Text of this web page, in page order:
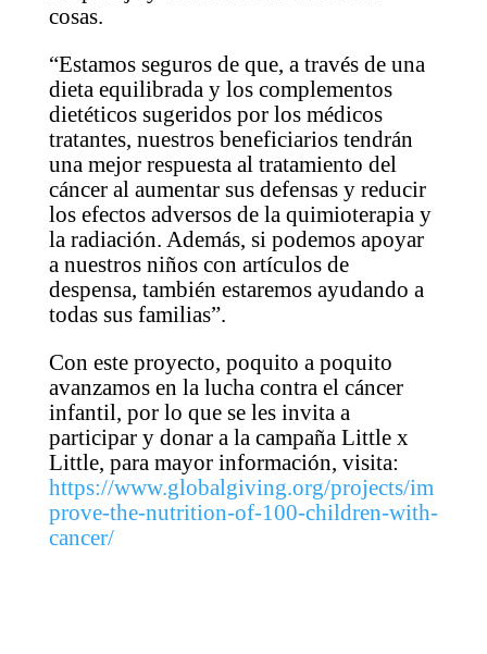
cosas.
“Estamos seguros de que, a través de una
dieta equilibrada y los complementos
dietéticos sugeridos por los médicos
tratantes, nuestros beneficiarios tendrán
una mejor respuesta al tratamiento del
cáncer al aumentar sus defensas y reducir
los efectos adversos de la quimioterapia y
la radiación. Además, si podemos apoyar
a nuestros niños con artículos de
despensa, también estaremos ayudando a
todas sus familias”.
Con este proyecto, poquito a poquito
avanzamos en la lucha contra el cáncer
infantil, por lo que se les invita a
participar y donar a la campaña Little x
Little, para mayor información, visita:
https://www.globalgiving.org/projects/im
prove-the-nutrition-of-100-children-with-
cancer/